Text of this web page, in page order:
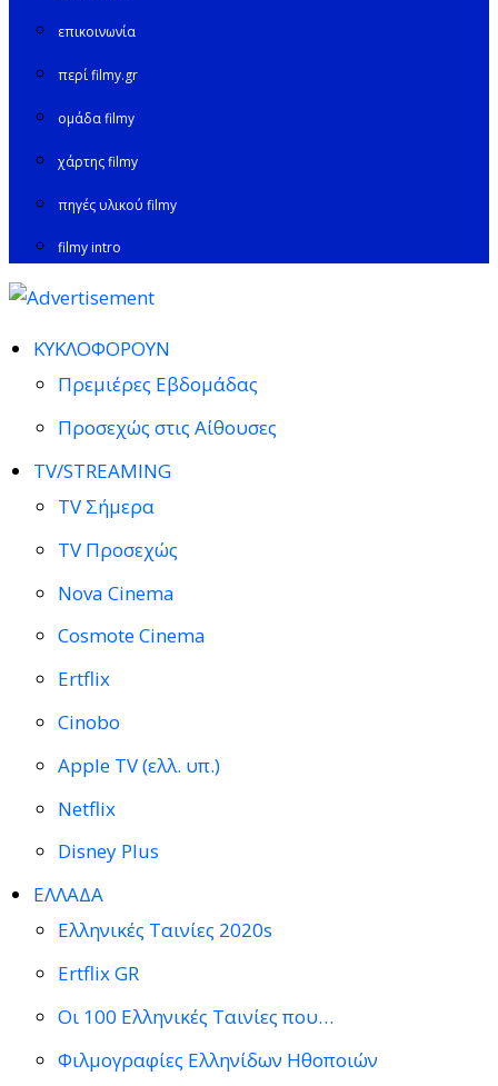
επικοινωνία
περί filmy.gr
ομάδα filmy
χάρτης filmy
πηγές υλικού filmy
filmy intro
ΚΥΚΛΟΦΟΡΟΥΝ
Πρεμιέρες Εβδομάδας
Προσεχώς στις Αίθουσες
TV/STREAMING
TV Σήμερα
TV Προσεχώς
Nova Cinema
Cosmote Cinema
Ertflix
Cinobo
Apple TV (ελλ. υπ.)
Netflix
Disney Plus
ΕΛΛΑΔΑ
Ελληνικές Ταινίες 2020s
Ertflix GR
Οι 100 Ελληνικές Ταινίες που…
Φιλμογραφίες Ελληνίδων Ηθοποιών